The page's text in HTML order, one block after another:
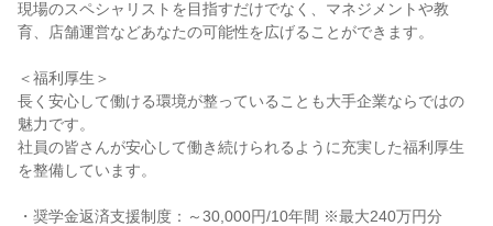
現場のスペシャリストを目指すだけでなく、マネジメントや教
育、店舗運営などあなたの可能性を広げることができます。
＜福利厚生＞
長く安心して働ける環境が整っていることも大手企業ならではの
魅力です。
社員の皆さんが安心して働き続けられるように充実した福利厚生
を整備しています。
・奨学金返済支援制度：～30,000円/10年間 ※最大240万円分